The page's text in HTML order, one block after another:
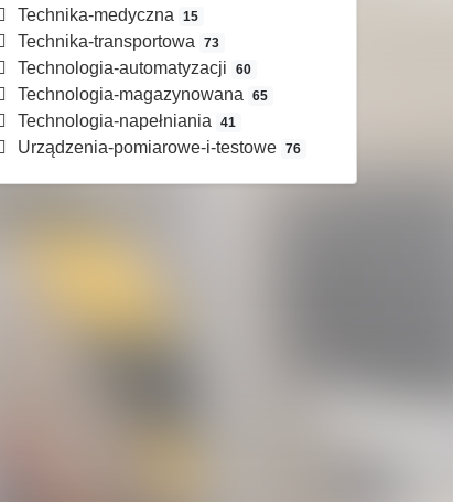
Technika-medyczna 15
Technika-transportowa 73
Technologia-automatyzacji 60
Technologia-magazynowana 65
Technologia-napełniania 41
Urządzenia-pomiarowe-i-testowe 76